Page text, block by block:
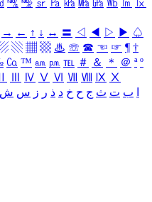
㎮ ㎯ ㏛ ㎩ ㎪ ㎫ ㎬ ㏝ ㏐
㏓
→ ← ↑ ↓ ↔ 〓 ◁ ◀ ▷ ▶ ♤
▧ ▦ ▩ ♨ ☏ ☎ ☜ ☞ ¶ †
㏇ ™ ㏂ ㏘ ℡ ＃ ＆ ＊ ＠ ª º
Ⅳ Ⅴ Ⅵ Ⅶ Ⅷ Ⅸ Ⅹ
ب ت ث ج ح خ د ذ ر ز س ش